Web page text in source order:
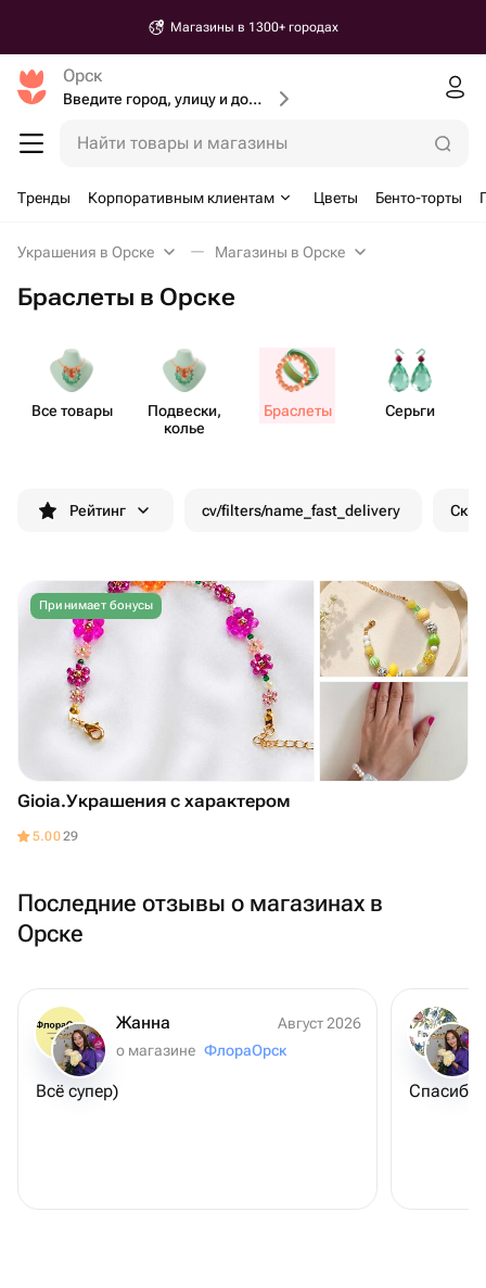
Магазины в 1300+ городах
Орск
Введите город, улицу и дом доставки
Найти товары и магазины
Тренды Корпоративным клиентам Цветы Бенто-торты
Украшения в Орске Магазины в Орске
Браслеты в Орске
Все товары
Подвески,
колье
Браслеты Серьги
Рейтинг cv/filters/name_fast_delivery
Принимает бонусы
Gioia.Украшения с характером
5.0029
Последние отзывы о магазинах в
Орске
Жанна
Август 2026
о магазине ФлораОрск
Всё супер) Спасибо